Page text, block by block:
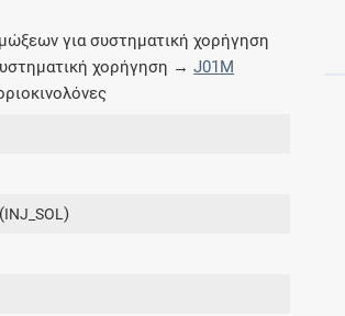
και αγωγές
ενδείξεις και αγωγές για
για συστηματική χορήγηση
χορήγηση →J01M
INJ_SOL)